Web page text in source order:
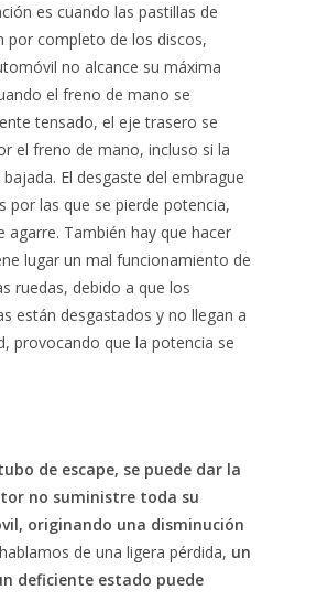
es cuando las pastillas de
por completo de los discos,
no alcance su máxima
el freno de mano se
tensado, el eje trasero se
el freno de mano, incluso si la
El desgaste del embrague
por las que se pierde potencia,
agarre. También hay que hacer
lugar un mal funcionamiento de
ruedas, debido a que los
están desgastados y no llegan a
provocando que la potencia se
de escape, se puede dar la
no suministre toda su
originando una disminución
de una ligera pérdida, un
deficiente estado puede